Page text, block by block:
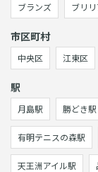
ブランズ ブリ
市区町村
中央区 江東区
駅
月島駅 勝どき駅
有明テニスの森駅
天王洲アイル駅